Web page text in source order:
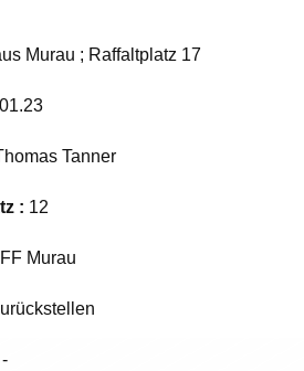
Murau ; Raffaltplatz 17
Tanner
: 12
FF Murau
-